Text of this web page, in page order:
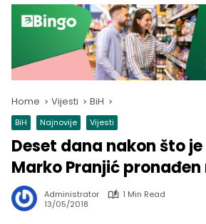
Home Vijesti BiH
BiH Najnovije Vijesti
Deset dana nakon što
Marko Pranjić
Administrator
1 Min Read
13/05/2018